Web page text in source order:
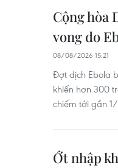
Cộng hòa
vong do
08/08/2026 15:21
Đợt dịch Ebola
khiến hơn 300
chiếm tới gần
Ớt nhập